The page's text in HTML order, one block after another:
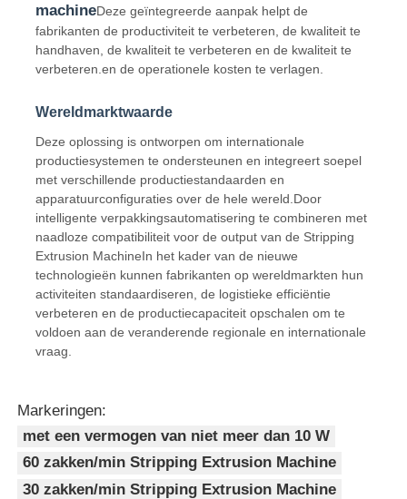
machineDeze geïntegreerde aanpak helpt de
fabrikanten de productiviteit te verbeteren, de kwaliteit te
handhaven, de kwaliteit te verbeteren en de kwaliteit te
verbeteren.en de operationele kosten te verlagen.
Wereldmarktwaarde
Deze oplossing is ontworpen om internationale
productiesystemen te ondersteunen en integreert soepel
met verschillende productiestandaarden en
apparatuurconfiguraties over de hele wereld.Door
intelligente verpakkingsautomatisering te combineren met
naadloze compatibiliteit voor de output van de Stripping
Extrusion MachineIn het kader van de nieuwe
technologieën kunnen fabrikanten op wereldmarkten hun
activiteiten standaardiseren, de logistieke efficiëntie
verbeteren en de productiecapaciteit opschalen om te
voldoen aan de veranderende regionale en internationale
vraag.
Markeringen:
met een vermogen van niet meer dan 10 W
60 zakken/min Stripping Extrusion Machine
30 zakken/min Stripping Extrusion Machine